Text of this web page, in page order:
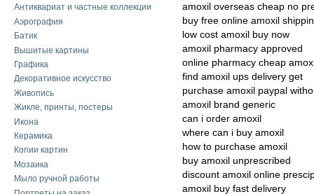
Антиквариат и частные коллекции
Аэрография
Батик
Вышитые картины
Графика
Декоративное искусство
Живопись
Жикле, принты, постеры
Икона
Керамика
Копии картин
Мозаика
Мыло ручной работы
amoxil overseas cheap no
buy free online amoxil
low cost amoxil buy now
amoxil pharmacy approved
online pharmacy cheap
find amoxil ups delivery get
purchase amoxil paypal
amoxil brand generic
can i order amoxil
where can i buy amoxil
how to purchase amoxil
buy amoxil unprescribed
discount amoxil online
amoxil buy fast delivery